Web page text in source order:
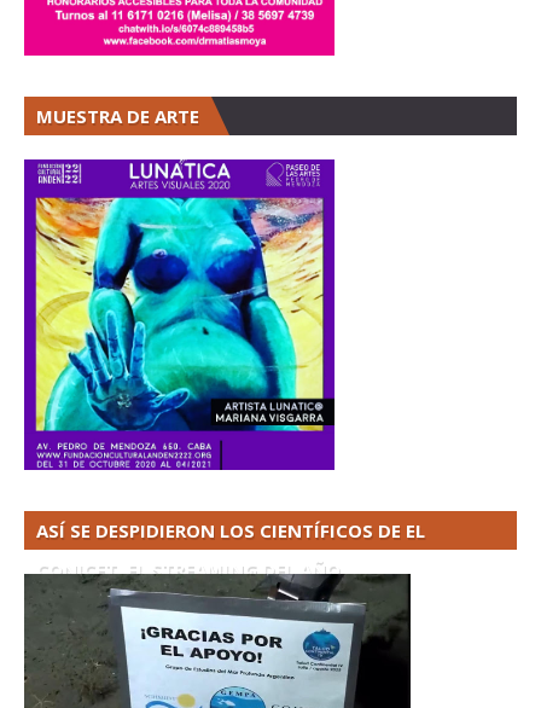
MUESTRA DE ARTE
ASÍ SE DESPIDIERON LOS CIENTÍFICOS DE EL
CONICET. EL STREAMING DEL AÑO